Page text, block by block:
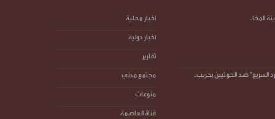
المخا..
السريع" ضد الحو.ثيين بحريب..
أخبار محلية
أخبار دولية
تقارير
مجتمع مدني
منوعات
قناة العاصمة